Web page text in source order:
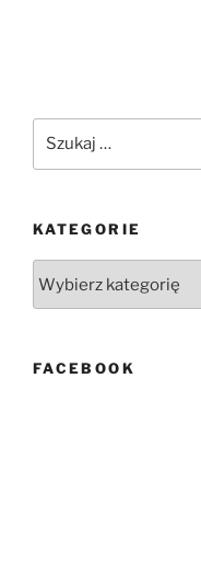
KATEGORIE
FACEBOOK